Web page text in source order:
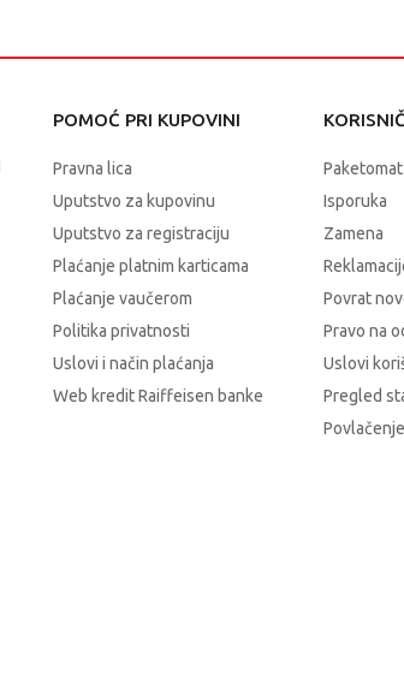
POMOĆ PRI KUPOVINI
Pravna lica
Uputstvo za kupovinu
Uputstvo za registraciju
Plaćanje platnim karticama
Plaćanje vaučerom
Politika privatnosti
Uslovi i način plaćanja
Web kredit Raiffeisen banke
Paketomat
Isporuka
Zamena
Povrat
Pravo na
Uslovi
Pregled